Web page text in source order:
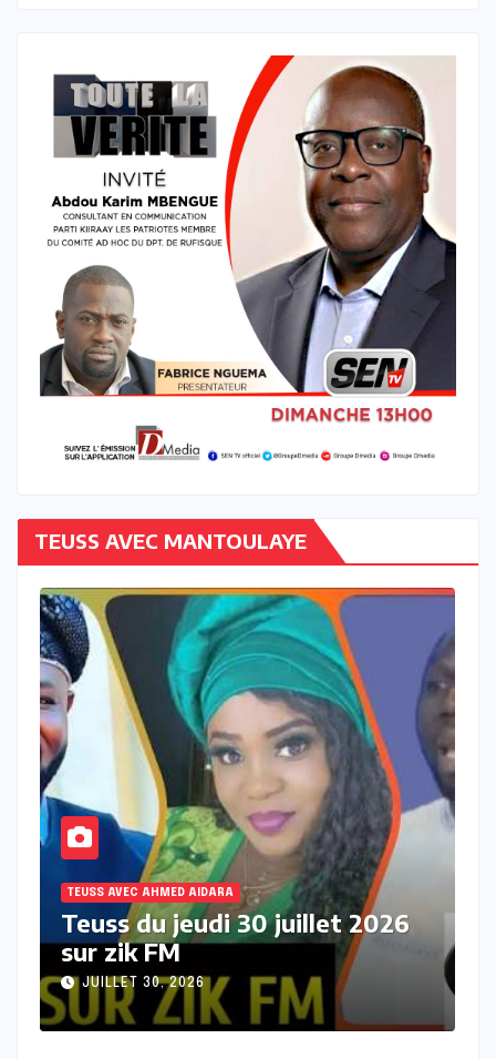
TEUSS AVEC MANTOULAYE
TEUSS AVEC AHMED AIDARA
Teuss du mercredi 29 juillet
2026 sur Zik FM
JUILLET 29, 2026